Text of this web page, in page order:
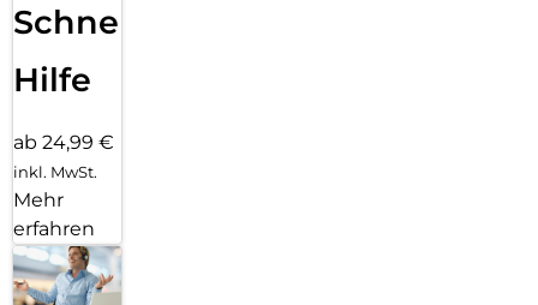
Schnelle
Hilfe
ab 24,99 €
inkl. MwSt.
Mehr
erfahren